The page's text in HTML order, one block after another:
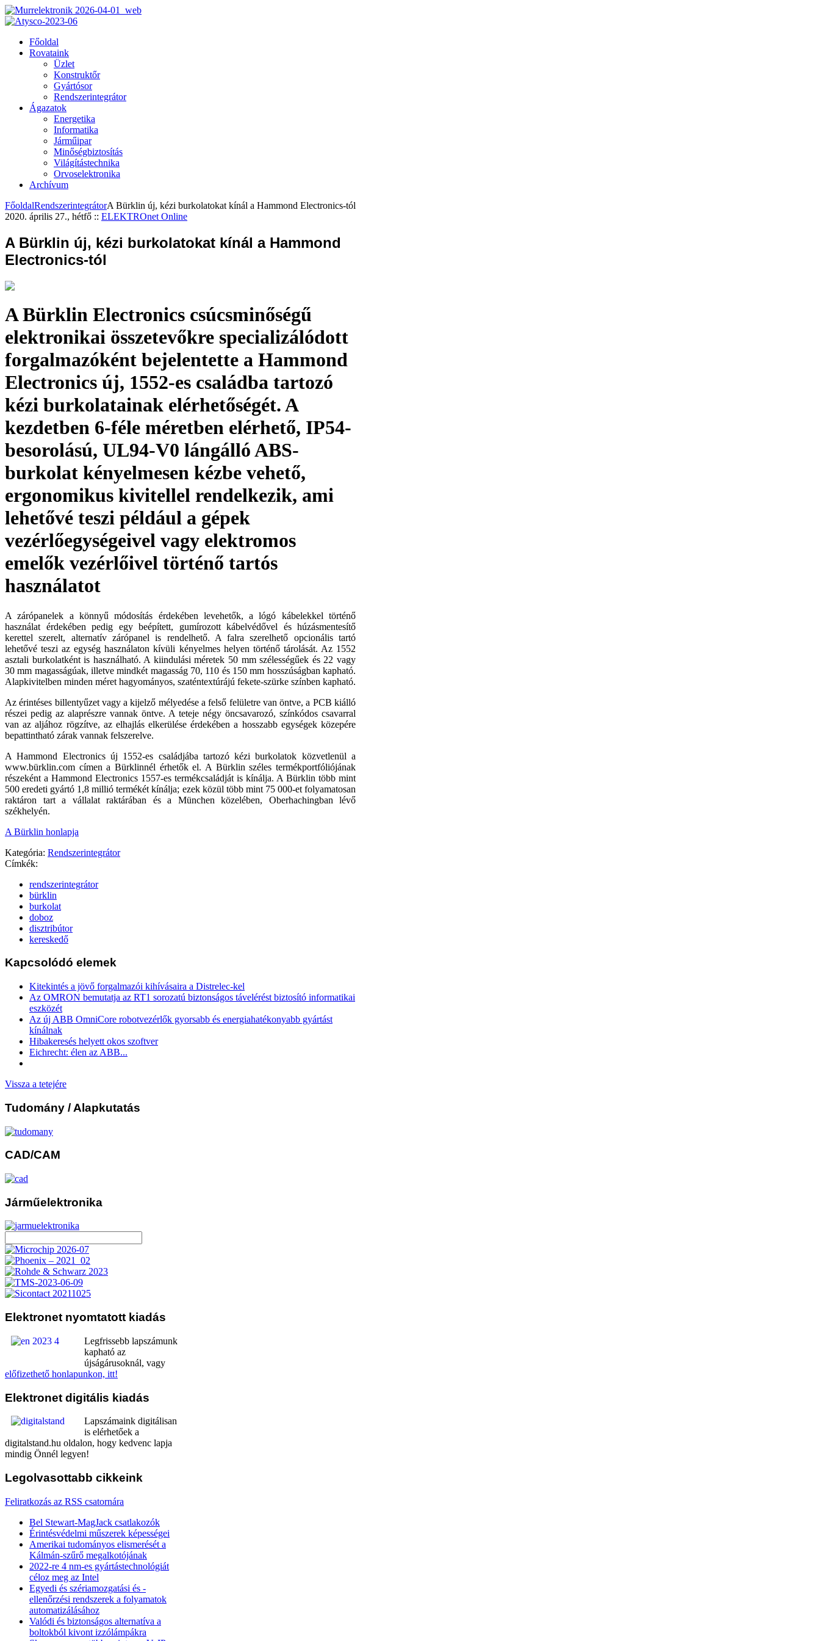
Főoldal
Rovataink
Üzlet
Konstruktőr
Gyártósor
Rendszerintegrátor
Ágazatok
Energetika
Informatika
Járműipar
Minőségbiztosítás
Világítástechnika
Orvoselektronika
Archívum
FőoldalRendszerintegrátorA Bürklin új, kézi burkolatokat kínál a Hammond Electronics-tól
2020. április 27., hétfő :: ELEKTROnet Online
A Bürklin új, kézi burkolatokat kínál a Hammond
Electronics-tól
A Bürklin Electronics csúcsminőségű
elektronikai összetevőkre specializálódott
forgalmazóként bejelentette a Hammond
Electronics új, 1552-es családba tartozó
kézi burkolatainak elérhetőségét. A
kezdetben 6-féle méretben elérhető, IP54-
besorolású, UL94-V0 lángálló ABS-
burkolat kényelmesen kézbe vehető,
ergonomikus kivitellel rendelkezik, ami
lehetővé teszi például a gépek
vezérlőegységeivel vagy elektromos
emelők vezérlőivel történő tartós
használatot
A zárópanelek a könnyű módosítás érdekében levehetők, a lógó kábelekkel történő
használat érdekében pedig egy beépített, gumírozott kábelvédővel és húzásmentesítő
kerettel szerelt, alternatív zárópanel is rendelhető. A falra szerelhető opcionális tartó
lehetővé teszi az egység használaton kívüli kényelmes helyen történő tárolását. Az 1552
asztali burkolatként is használható. A kiindulási méretek 50 mm szélességűek és 22 vagy
30 mm magasságúak, illetve mindkét magasság 70, 110 és 150 mm hosszúságban kapható.
Alapkivitelben minden méret hagyományos, szaténtextúrájú fekete-szürke színben kapható.
Az érintéses billentyűzet vagy a kijelző mélyedése a felső felületre van öntve, a PCB kiálló
részei pedig az alaprészre vannak öntve. A teteje négy öncsavarozó, színkódos csavarral
van az aljához rögzítve, az elhajlás elkerülése érdekében a hosszabb egységek közepére
bepattintható zárak vannak felszerelve.
A Hammond Electronics új 1552-es családjába tartozó kézi burkolatok közvetlenül a
www.bürklin.com címen a Bürklinnél érhetők el. A Bürklin széles termékportfóliójának
részeként a Hammond Electronics 1557-es termékcsaládját is kínálja. A Bürklin több mint
500 eredeti gyártó 1,8 millió termékét kínálja; ezek közül több mint 75 000-et folyamatosan
raktáron tart a vállalat raktárában és a München közelében, Oberhachingban lévő
székhelyén.
A Bürklin honlapja
Kategória: Rendszerintegrátor
Címkék:
rendszerintegrátor
bürklin
burkolat
doboz
disztribútor
kereskedő
Kapcsolódó elemek
Kitekintés a jövő forgalmazói kihívásaira a Distrelec-kel
Az OMRON bemutatja az RT1 sorozatú biztonságos távelérést biztosító informatikai
eszközét
Az új ABB OmniCore robotvezérlők gyorsabb és energiahatékonyabb gyártást
kínálnak
Hibakeresés helyett okos szoftver
Eichrecht: élen az ABB...
Vissza a tetejére
Tudomány / Alapkutatás
CAD/CAM
Járműelektronika
Elektronet nyomtatott kiadás
Legfrissebb lapszámunk
kapható az
újságárusoknál, vagy
előfizethető honlapunkon, itt!
Elektronet digitális kiadás
Lapszámaink digitálisan
is elérhetőek a
digitalstand.hu oldalon, hogy kedvenc lapja
mindig Önnél legyen!
Legolvasottabb cikkeink
Feliratkozás az RSS csatornára
Bel Stewart-MagJack csatlakozók
Érintésvédelmi műszerek képességei
Amerikai tudományos elismerését a
Kálmán-szűrő megalkotójának
2022-re 4 nm-es gyártástechnológiát
céloz meg az Intel
Egyedi és szériamozgatási és -
ellenőrzési rendszerek a folyamatok
automatizálásához
Valódi és biztonságos alternatíva a
boltokból kivont izzólámpákra